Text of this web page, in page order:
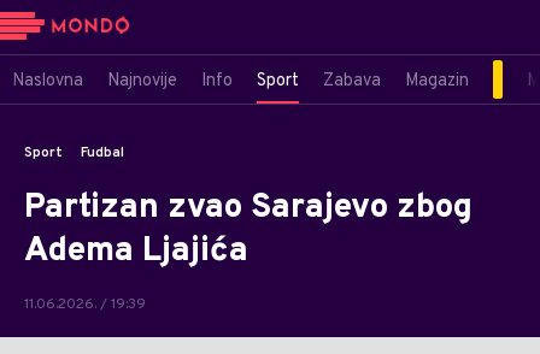
Naslovna Najnovije Info Sport Zabava Magazin
Sport Fudbal
Partizan zvao Sarajevo zbog
Adema Ljajića
11.06.2026. / 19:39